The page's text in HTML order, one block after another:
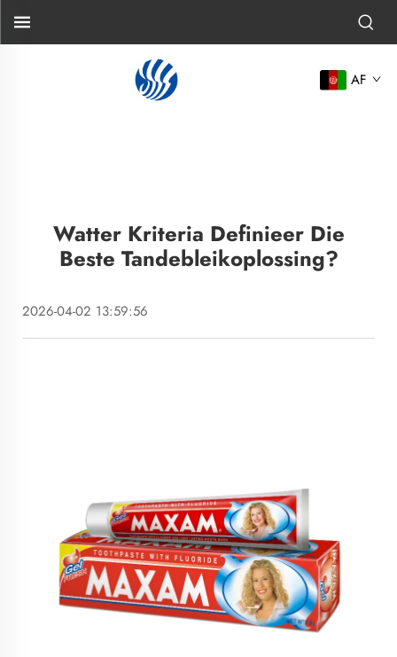
AF
Watter Kriteria Definieer Die
Beste Tandebleikoplossing?
2026-04-02 13:59:56